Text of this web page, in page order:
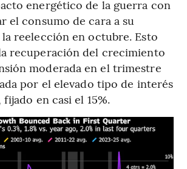
energético de la guerra con
el consumo de cara a su
reelección en octubre. Esto
recuperación del crecimiento
moderada en el trimestre
por el elevado tipo de interés
en casi el 15%.